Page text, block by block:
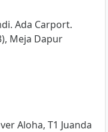
Ada Carport.
Meja Dapur
Aloha, T1 Juanda